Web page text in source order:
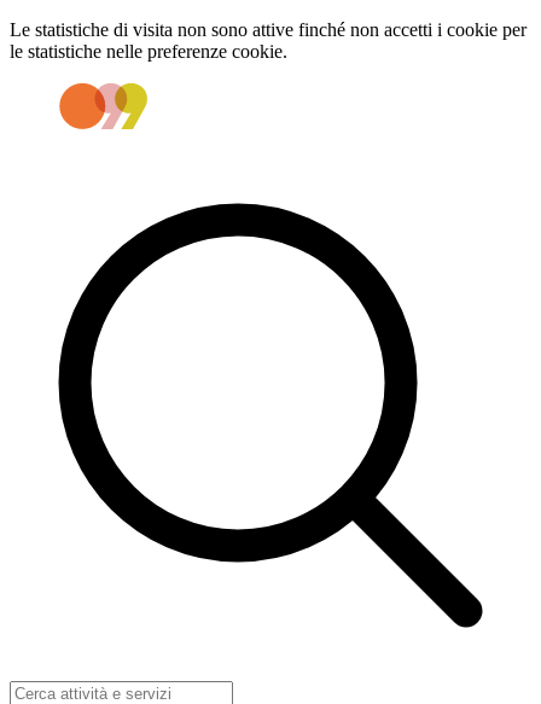
Le statistiche di visita non sono attive finché non accetti i cookie per
le statistiche nelle preferenze cookie.